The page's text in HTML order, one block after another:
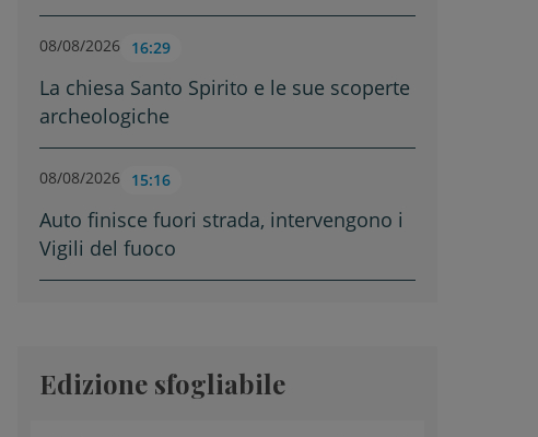
08/08/2026 16:29
La chiesa Santo Spirito e le sue scoperte
archeologiche
08/08/2026 15:16
Auto finisce fuori strada, intervengono i
Vigili del fuoco
Edizione sfogliabile